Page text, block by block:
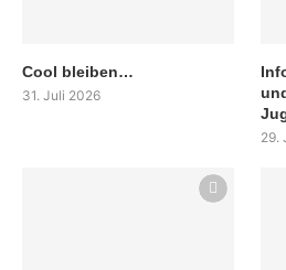
Cool bleiben…
31. Juli 2026
29.